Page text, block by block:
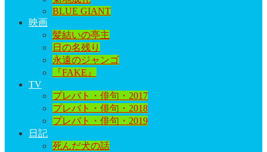
BLUE GIANT
映画
髪結いの亭主
日の名残り
永遠のジャンゴ
『FAKE』
TV
プレバト・俳句・2017
プレバト・俳句・2018
プレバト・俳句・2019
日記
死んだ犬の話